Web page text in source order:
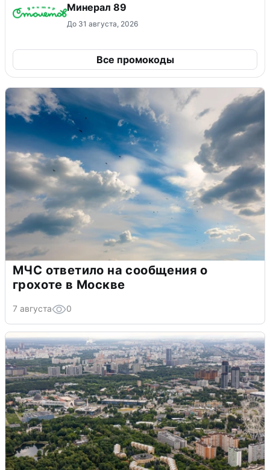
Минерал 89
До 31 августа, 2026
Все промокоды
МЧС ответило на сообщения о
грохоте в Москве
7 августа 0